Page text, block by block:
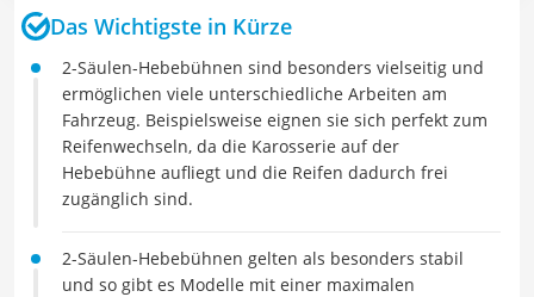
Das Wichtigste in Kürze
2-Säulen-Hebebühnen sind besonders vielseitig und
ermöglichen viele unterschiedliche Arbeiten am
Fahrzeug. Beispielsweise eignen sie sich perfekt zum
Reifenwechseln, da die Karosserie auf der
Hebebühne aufliegt und die Reifen dadurch frei
zugänglich sind.
2-Säulen-Hebebühnen gelten als besonders stabil
und so gibt es Modelle mit einer maximalen